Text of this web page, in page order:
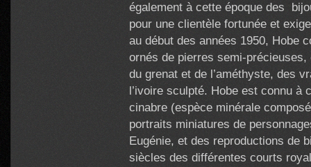
également à cette époque des
pour une clientèle fortunée et
au début des années 1950, Hobe
ornés de pierres semi-
du grenat et de l’améthyste, des
l’ivoire sculpté. Hobe est connu à
cinabre (espèce minérale
portraits miniatures de
Eugénie, et des reproductions de
siècles des différentes courts